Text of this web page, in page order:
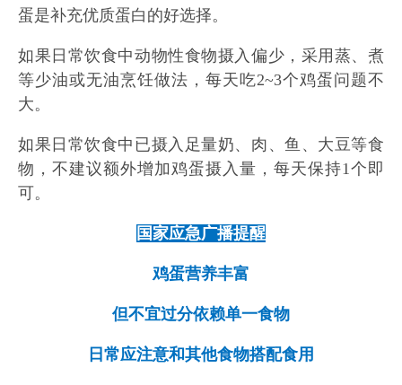
蛋是补充优质蛋白的好选择。
如果日常饮食中动物性食物摄入偏少，采用蒸、煮
等少油或无油烹饪做法，每天吃2~3个鸡蛋问题不
大。
如果日常饮食中已摄入足量奶、肉、鱼、大豆等食
物，不建议额外增加鸡蛋摄入量，每天保持1个即
可。
国家应急广播提醒
鸡蛋营养丰富
但不宜过分依赖单一食物
日常应注意和其他食物搭配食用